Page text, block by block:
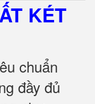
KÉT
chuẩn
đầy đủ